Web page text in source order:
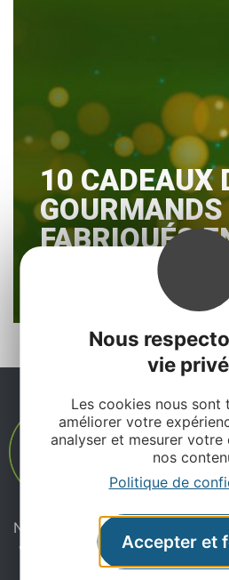
Nous
vie
Les cookies nous sont
améliorer votre
analyser et mesurer votre
nos
Politique de
Accepter et
10 CADEAUX
GOURMANDS
FABRIQUÉS
AVEYRON
Ne manquez pas notre
vous inspirer pour profiter
en